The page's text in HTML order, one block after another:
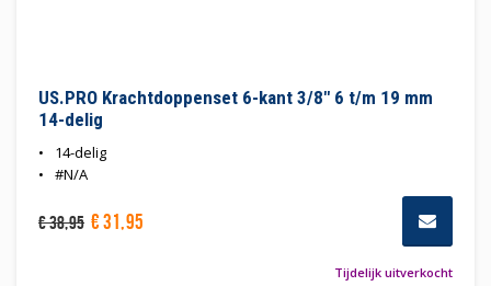
US.PRO Krachtdoppenset 6-kant 3/8" 6 t/m 19 mm
14-delig
14-delig
#N/A
€38,95 €31,95
Tijdelijk uitverkocht